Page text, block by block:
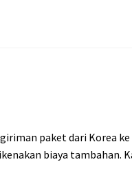
paket dari Korea
biaya tambahan.